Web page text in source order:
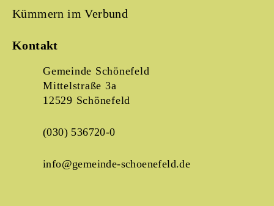
Kümmern im Verbund
Kontakt
Gemeinde Schönefeld
Mittelstraße 3a
12529 Schönefeld
(030) 536720-0
info@gemeinde-schoenefeld.de